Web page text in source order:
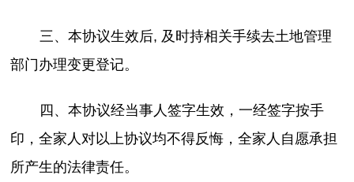
三、本协议生效后, 及时持相关手续去土地管理
部门办理变更登记。
四、本协议经当事人签字生效，一经签字按手
印，全家人对以上协议均不得反悔，全家人自愿承担
所产生的法律责任。